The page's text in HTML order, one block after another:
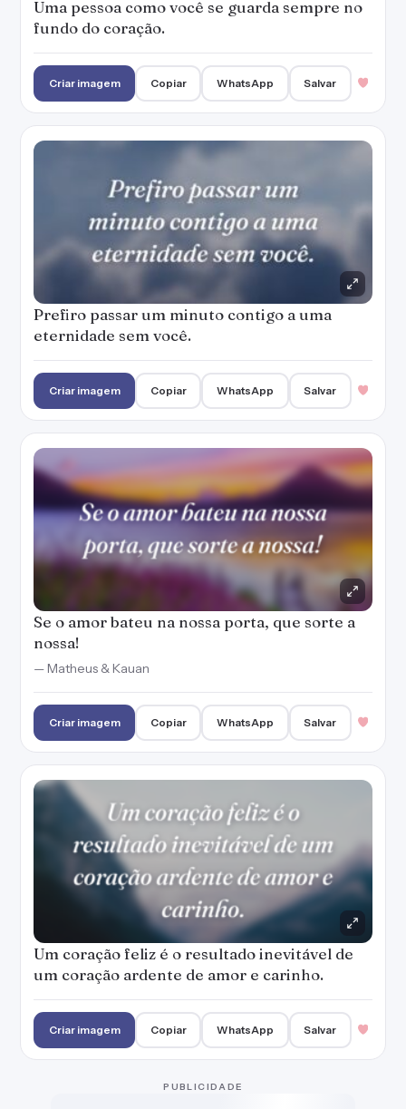
Uma pessoa como você se guarda sempre no
fundo do coração.
Criar imagem Copiar WhatsApp Salvar
Prefiro passar um minuto contigo a uma
eternidade sem você.
Criar imagem Copiar WhatsApp Salvar
Se o amor bateu na nossa porta, que sorte a
nossa!
— Matheus & Kauan
Criar imagem Copiar WhatsApp Salvar
Um coração feliz é o resultado inevitável de
um coração ardente de amor e carinho.
Criar imagem Copiar WhatsApp Salvar
PUBLICIDADE